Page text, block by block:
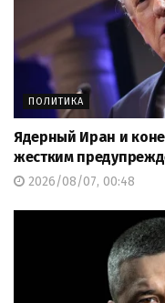
ПОЛИТИКА
Ядерный Иран и
жестким
2026/08/07, 00:48